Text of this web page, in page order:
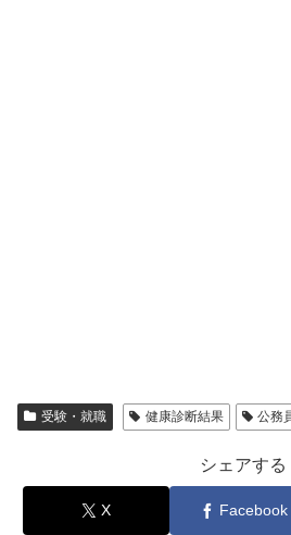
受験・就職 健康診断結果 公務
シェアする
X Facebook